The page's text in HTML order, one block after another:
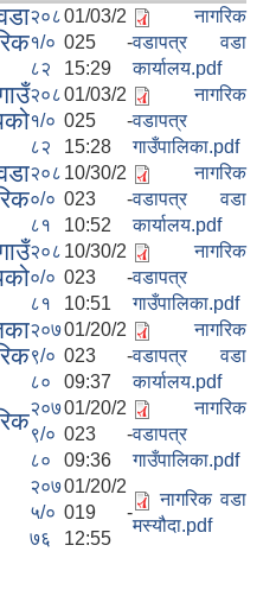
२०८
१/०
८२
01/03/2
025 -
15:29
नागरिक
वडापत्र वडा
कार्यालय.pdf
२०८
१/०
८२
01/03/2
025 -
15:28
नागरिक
वडापत्र
गाउँपालिका.pdf
२०८
०/०
८१
10/30/2
023 -
10:52
नागरिक
वडापत्र वडा
कार्यालय.pdf
२०८
०/०
८१
10/30/2
023 -
10:51
नागरिक
वडापत्र
गाउँपालिका.pdf
२०७
९/०
८०
01/20/2
023 -
09:37
नागरिक
वडापत्र वडा
कार्यालय.pdf
२०७
९/०
८०
01/20/2
023 -
09:36
नागरिक
वडापत्र
गाउँपालिका.pdf
२०७
५/०
७६
01/20/2
019 -
12:55
नागरिक वडा
मस्यौदा.pdf